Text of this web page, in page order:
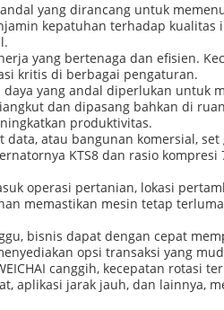
yang dirancang untuk
kepatuhan terhadap
yang bertenaga dan efisien.
kritis di berbagai pengaturan.
yang andal diperlukan untuk
dan dipasang bahkan di
produktivitas.
atau bangunan komersial, set
KTS8 dan rasio
operasi pertanian, lokasi
memastikan mesin tetap
bisnis dapat dengan cepat
opsi transaksi yang
canggih, kecepatan rotasi
aplikasi jarak jauh, dan lainnya,